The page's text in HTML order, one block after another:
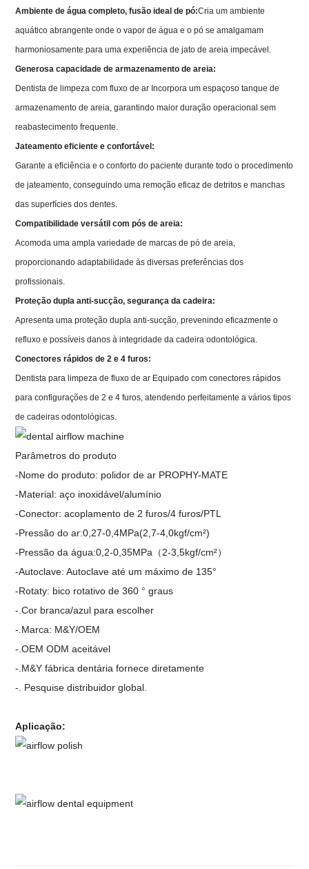
Ambiente de água completo, fusão ideal de pó:Cria um ambiente
aquático abrangente onde o vapor de água e o pó se amalgamam
harmoniosamente para uma experiência de jato de areia impecável.
Generosa capacidade de armazenamento de areia:
Dentista de limpeza com fluxo de ar Incorpora um espaçoso tanque de
armazenamento de areia, garantindo maior duração operacional sem
reabastecimento frequente.
Jateamento eficiente e confortável:
Garante a eficiência e o conforto do paciente durante todo o procedimento
de jateamento, conseguindo uma remoção eficaz de detritos e manchas
das superfícies dos dentes.
Compatibilidade versátil com pós de areia:
Acomoda uma ampla variedade de marcas de pó de areia,
proporcionando adaptabilidade às diversas preferências dos
profissionais.
Proteção dupla anti-sucção, segurança da cadeira:
Apresenta uma proteção dupla anti-sucção, prevenindo eficazmente o
refluxo e possíveis danos à integridade da cadeira odontológica.
Conectores rápidos de 2 e 4 furos:
Dentista para limpeza de fluxo de ar Equipado com conectores rápidos
para configurações de 2 e 4 furos, atendendo perfeitamente a vários tipos
de cadeiras odontológicas.
Parâmetros do produto
-Nome do produto: polidor de ar PROPHY-MATE
-Material: aço inoxidável/alumínio
-Conector: acoplamento de 2 furos/4 furos/PTL
-Pressão do ar:0,27-0,4MPa(2,7-4,0kgf/cm²)
-Pressão da água:0,2-0,35MPa（2-3,5kgf/cm²）
-Autoclave: Autoclave até um máximo de 135°
-Rotaty: bico rotativo de 360 ​​° graus
-.Cor branca/azul para escolher
-.Marca: M&Y/OEM
-.OEM ODM aceitável
-.M&Y fábrica dentária fornece diretamente
-. Pesquise distribuidor global.
Aplicação: